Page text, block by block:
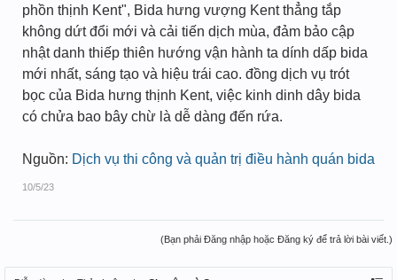
phồn thịnh Kent", Bida hưng vượng Kent thẳng tắp
không dứt đổi mới và cải tiến dịch mùa, đảm bảo cập
nhật danh thiếp thiên hướng vận hành ta dính dấp bida
mới nhất, sáng tạo và hiệu trái cao. đồng dịch vụ trót
bọc của Bida hưng thịnh Kent, việc kinh dinh dây bida
có chửa bao bây chừ là dễ dàng đến rứa.
Nguồn: Dịch vụ thi công và quản trị điều hành quán bida
10/5/23
(Bạn phải Đăng nhập hoặc Đăng ký để trả lời bài viết.)